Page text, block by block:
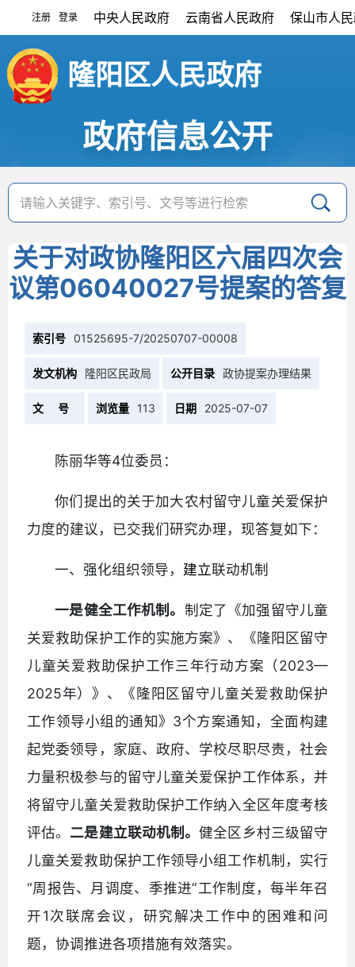
注册 登录 中央人民政府 云南省人民政府 保山市人
隆阳区人民政府
政府信息公开
关于对政协隆阳区六届四次会
议第06040027号提案的答复
索引号 01525695-7/20250707-00008
发文机构 隆阳区民政局 公开目录 政协提案办理结果
文 号 浏览量 113 日期 2025-07-07
陈丽华等4位委员：
你们提出的关于加大农村留守儿童关爱保护
力度的建议，已交我们研究办理，现答复如下：
一、强化组织领导， 建立联动机制‌
一是健全工作机制。 制定了《加强留守儿童
关爱救助保护工作的实施方案》、《隆阳区留守
儿童关爱救助保护工作三年行动方案（2023—
2025年）》、《隆阳区留守儿童关爱救助保护
工作领导小组的通知》3个方案通知，全面构建
起党委领导，家庭、政府、学校尽职尽责，社会
力量积极参与的留守儿童关爱保护工作体系，并
将留守儿童关爱救助保护工作纳入全区年度考核
评估。 二是建立联动机制。健全区乡村三级留守
儿童关爱救助保护工作领导小组工作机制，实行
“周报告、月调度、季推进”工作制度，每半年召
开1次联席会议，研究解决工作中的困难和问
题，协调推进各项措施有效落实。